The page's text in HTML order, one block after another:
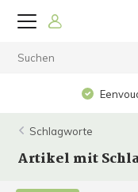
Schlagworte
Artikel mit